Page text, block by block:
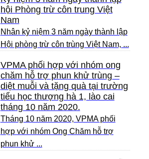
hội Phòng trừ côn trung Việt
Nam
Nhân kỷ niệm 3 năm ngày thành lập
Hội phòng trừ côn trùng Việt Nam, ...
VPMA phối hợp với nhóm ong
chăm hỗ trợ phun khử trùng –
diệt muỗi và tặng quà tại trường
tiểu học thượng hà 1, lào cai
tháng 10 năm 2020.
Tháng 10 năm 2020, VPMA phối
hợp với nhóm Ong Chăm hỗ trợ
phun khử ...